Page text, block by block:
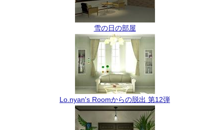
雪の日の部屋
Lo.nyan's Roomからの脱出 第12弾